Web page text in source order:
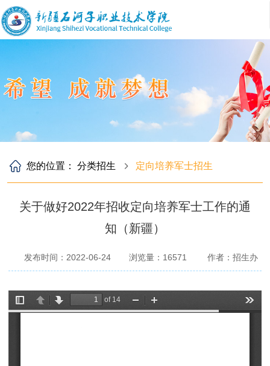
您的位置：分类招生 定向培养军士招生
关于做好2022年招收定向培养军士工作的通
知（新疆）
发布时间：2022-06-24 浏览量： 16571 作者：招生办